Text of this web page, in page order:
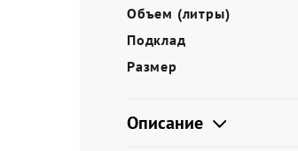
Объем (литры)
Подклад
Размер
Описание